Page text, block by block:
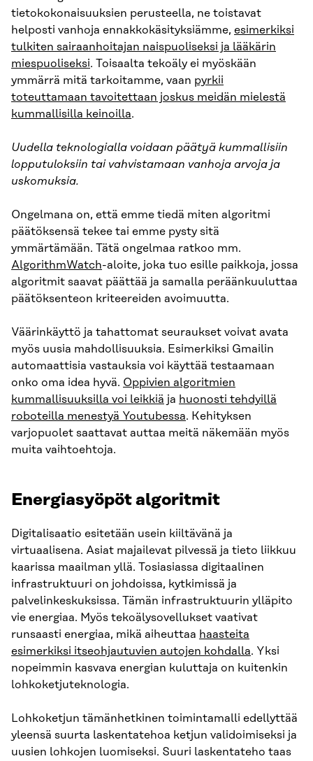
tietokokonaisuuksien perusteella, ne toistavat
helposti vanhoja ennakkokäsityksiämme, esimerkiksi
tulkiten sairaanhoitajan naispuoliseksi ja lääkärin
miespuoliseksi. Toisaalta tekoäly ei myöskään
ymmärrä mitä tarkoitamme, vaan pyrkii
toteuttamaan tavoitettaan joskus meidän mielestä
kummallisilla keinoilla.
Uudella teknologialla voidaan päätyä kummallisiin
lopputuloksiin tai vahvistamaan vanhoja arvoja ja
uskomuksia.
Ongelmana on, että emme tiedä miten algoritmi
päätöksensä tekee tai emme pysty sitä
ymmärtämään. Tätä ongelmaa ratkoo mm.
AlgorithmWatch-aloite, joka tuo esille paikkoja, jossa
algoritmit saavat päättää ja samalla peräänkuuluttaa
päätöksenteon kriteereiden avoimuutta.
Väärinkäyttö ja tahattomat seuraukset voivat avata
myös uusia mahdollisuuksia. Esimerkiksi Gmailin
automaattisia vastauksia voi käyttää testaamaan
onko oma idea hyvä. Oppivien algoritmien
kummallisuuksilla voi leikkiä ja huonosti tehdyillä
roboteilla menestyä Youtubessa. Kehityksen
varjopuolet saattavat auttaa meitä näkemään myös
muita vaihtoehtoja.
Energiasyöpöt algoritmit
Digitalisaatio esitetään usein kiiltävänä ja
virtuaalisena. Asiat majailevat pilvessä ja tieto liikkuu
kaarissa maailman yllä. Tosiasiassa digitaalinen
infrastruktuuri on johdoissa, kytkimissä ja
palvelinkeskuksissa. Tämän infrastruktuurin ylläpito
vie energiaa. Myös tekoälysovellukset vaativat
runsaasti energiaa, mikä aiheuttaa haasteita
esimerkiksi itseohjautuvien autojen kohdalla. Yksi
nopeimmin kasvava energian kuluttaja on kuitenkin
lohkoketjuteknologia.
Lohkoketjun tämänhetkinen toimintamalli edellyttää
yleensä suurta laskentatehoa ketjun validoimiseksi ja
uusien lohkojen luomiseksi. Suuri laskentateho taas